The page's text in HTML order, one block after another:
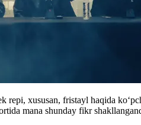
xususan, fristayl haqida
mana shunday fikr